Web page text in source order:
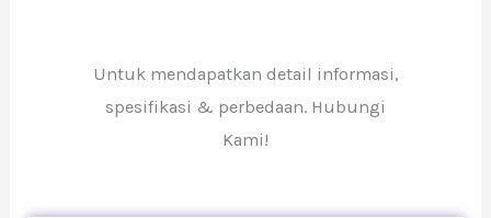
Untuk mendapatkan detail informasi,
spesifikasi & perbedaan. Hubungi
Kami!